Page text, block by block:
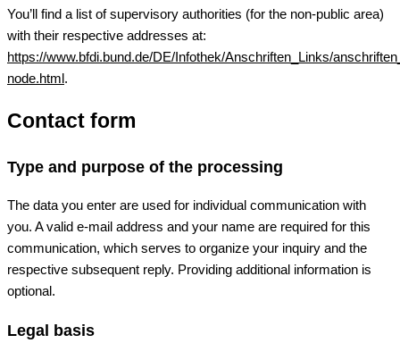
You’ll find a list of supervisory authorities (for the non-public area)
with their respective addresses at:
https://www.bfdi.bund.de/DE/Infothek/Anschriften_Links/
node.html.
Contact form
Type and purpose of the processing
The data you enter are used for individual communication with
you. A valid e-mail address and your name are required for this
communication, which serves to organize your inquiry and the
respective subsequent reply. Providing additional information is
optional.
Legal basis